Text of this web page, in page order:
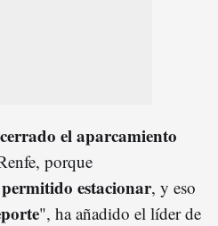
el aparcamiento
porque
estacionar, y eso
", ha añadido el líder de